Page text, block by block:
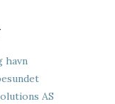
havn
AS